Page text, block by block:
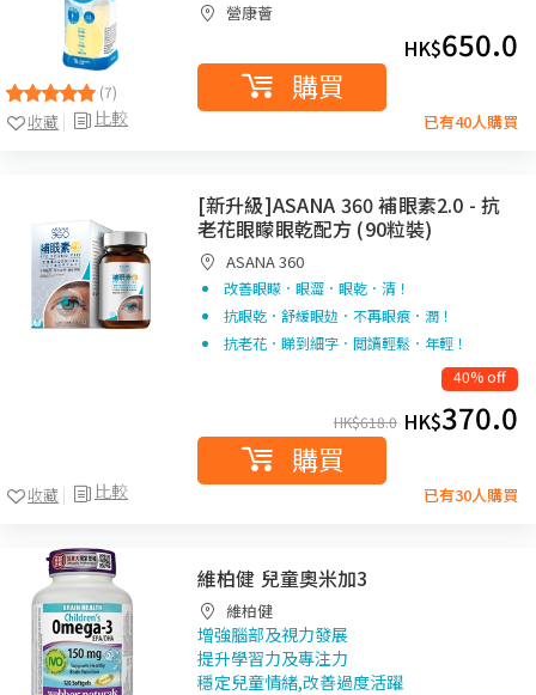
(7)
比較
收藏
營康薈
HK$650.0
購買
已有40人購買
比較
收藏
[新升級]ASANA 360 補眼素2.0 - 抗
老花眼矇眼乾配方 (90粒裝)
ASANA 360
改善眼矇．眼澀．眼乾．清！
抗眼乾．舒緩眼攰．不再眼痕．潤！
抗老花．睇到細字．閲讀輕鬆．年輕！
40% off
HK$618.0 HK$370.0
購買
已有30人購買
維柏健 兒童奧米加3
維柏健
增強腦部及視力發展
提升學習力及專注力
穩定兒童情緒,改善過度活躍